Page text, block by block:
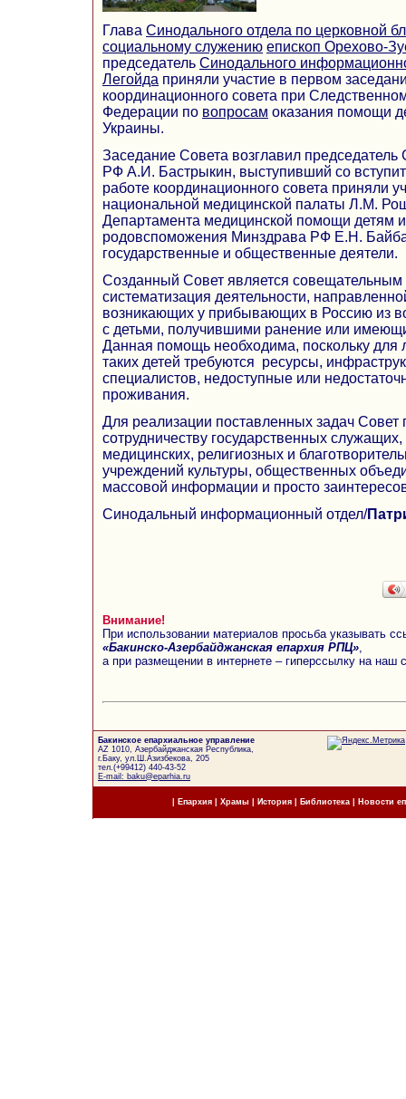
Глава Синодального отдела по церковной
социальному служению епископ Орехово-
председатель Синодального
Легойда приняли участие в первом
координационного совета при
Федерации по вопросам оказания помощи
Украины.
Заседание Совета возглавил председатель
РФ А.И. Бастрыкин, выступивший со
работе координационного совета приняли
национальной медицинской палаты Л.М.
Департамента медицинской помощи детям
родовспоможения Минздрава РФ Е.Н.
государственные и общественные деятели.
Созданный Совет является
систематизация деятельности,
возникающих у прибывающих в Россию из
с детьми, получившими ранение или
Данная помощь необходима, поскольку для
таких детей требуются ресурсы,
специалистов, недоступные или
проживания.
Для реализации поставленных задач Совет
сотрудничеству государственных
медицинских, религиозных и
учреждений культуры, общественных
массовой информации и просто
Синодальный информационный отдел/
Внимание!
При использовании материалов просьба указывать
«Бакинско-Азербайджанская епархия РПЦ»
а при размещении в интернете – гиперссылку на наш
Бакинское епархиальное управление
AZ 1010, Азербайджанская Республика,
г.Баку, ул.Ш.Азизбекова, 205
тел.(+99412) 440-43-52
E-mail: baku@eparhia.ru
Епархия| Храмы История| Библиотека Новости